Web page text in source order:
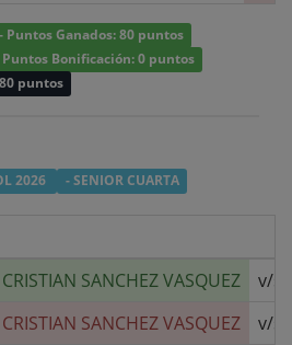
- Puntos Ganados: 80 puntos
Puntos Bonificación: 0 puntos
puntos
2026 - SENIOR CUARTA
CRISTIAN SANCHEZ VASQUEZ
v/s
CRISTIAN SANCHEZ VASQUEZ v/s